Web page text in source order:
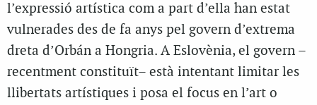
l’expressió artística com a part d’ella han estat
vulnerades des de fa anys pel govern d’extrema
dreta d’Orbán a Hongria. A Eslovènia, el govern –
recentment constituït– està intentant limitar les
llibertats artístiques i posa el focus en l’art o